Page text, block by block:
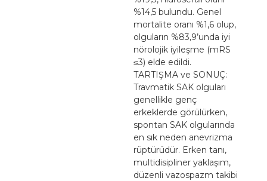
%14,5 bulundu. Genel
mortalite oranı %1,6 olup,
olguların %83,9’unda iyi
nörolojik iyileşme (mRS
≤3) elde edildi.
TARTIŞMA ve SONUÇ:
Travmatik SAK olguları
genellikle genç
erkeklerde görülürken,
spontan SAK olgularında
en sık neden anevrizma
rüptürüdür. Erken tanı,
multidisipliner yaklaşım,
düzenli vazospazm takibi